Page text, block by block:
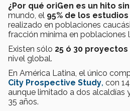
¿Por qué oriGen es un hito
mundo, el 95% de los
realizado en poblaciones
fracción mínima en poblaciones
Existen sólo 25 ó 30
nivel global.
En América Latina, el único
City Prospective Study, con
aunque limitado a dos alcaldías
35 años.